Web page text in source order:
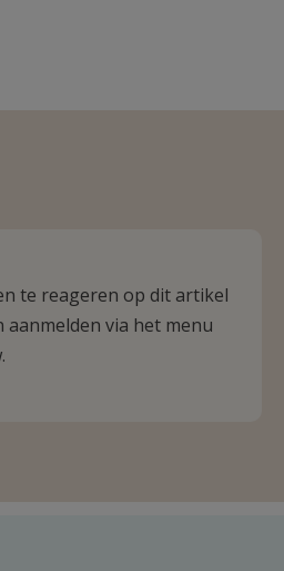
te reageren op dit artikel
aanmelden via het menu